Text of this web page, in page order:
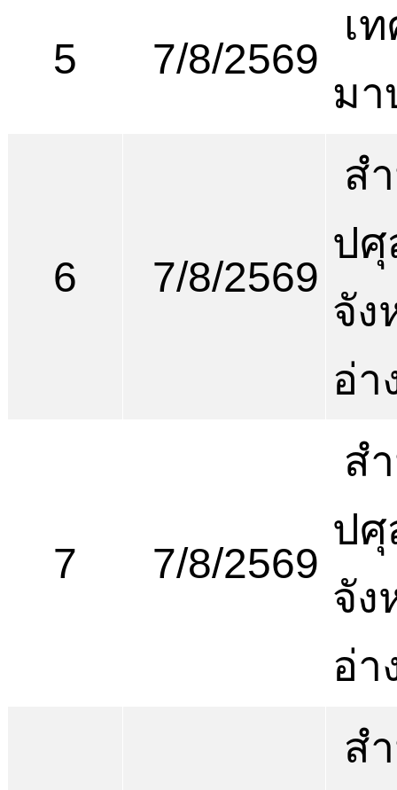
5 7/8/2569
เ
ม
6 7/8/2569
ส
ปศุ
จัง
อ่า
7 7/8/2569
ส
ปศุ
จัง
อ่า
ส